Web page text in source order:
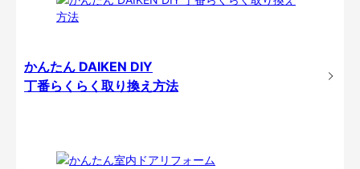
かんたん DAIKEN DIY
丁番らくらく取り換え方法